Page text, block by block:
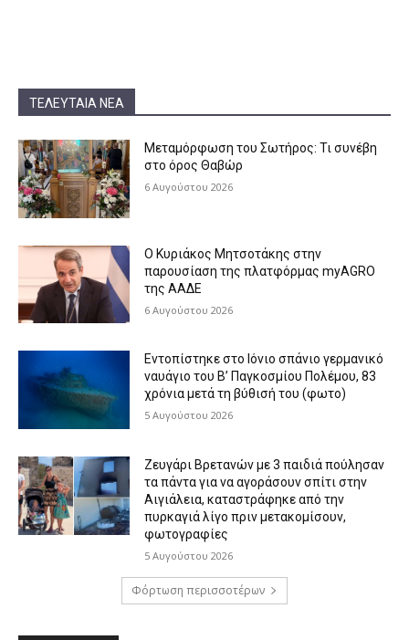
ΤΕΛΕΥΤΑΊΑ ΝΈΑ
Μεταμόρφωση του Σωτήρος: Τι συνέβη
στο όρος Θαβώρ
6 Αυγούστου 2026
Ο Κυριάκος Μητσοτάκης στην
παρουσίαση της πλατφόρμας myAGRO
της ΑΑΔΕ
6 Αυγούστου 2026
Εντοπίστηκε στο Ιόνιο σπάνιο γερμανικό
ναυάγιο του Β’ Παγκοσμίου Πολέμου, 83
χρόνια μετά τη βύθισή του (φωτο)
5 Αυγούστου 2026
Ζευγάρι Βρετανών με 3 παιδιά πούλησαν
τα πάντα για να αγοράσουν σπίτι στην
Αιγιάλεια, καταστράφηκε από την
πυρκαγιά λίγο πριν μετακομίσουν,
φωτογραφίες
5 Αυγούστου 2026
Φόρτωση περισσοτέρων